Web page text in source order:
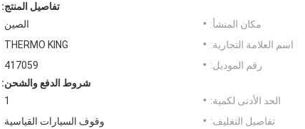
تفاصيل المنتج:
مكان المنشأ:
الصين
اسم العلامة التجارية:
THERMO KING
رقم الموديل:
417059
شروط الدفع والشحن:
الحد الأدنى لكمية:
1
تفاصيل التغليف:
وقوف السيارات القياسية